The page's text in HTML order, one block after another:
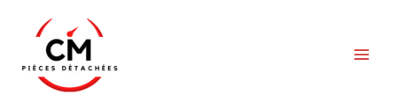
contenu